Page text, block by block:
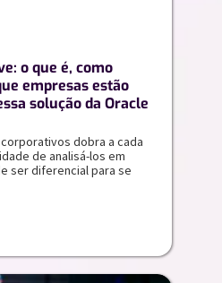
o que é, como
empresas estão
solução da Oracle
dobra a cada
de analisá-los em
ser diferencial para se